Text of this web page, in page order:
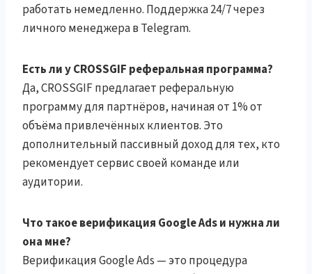
работать немедленно. Поддержка 24/7 через
личного менеджера в Telegram.
Есть ли у CROSSGIF реферальная программа?
Да, CROSSGIF предлагает реферальную
программу для партнёров, начиная от 1% от
объёма привлечённых клиентов. Это
дополнительный пассивный доход для тех, кто
рекомендует сервис своей команде или
аудитории.
Что такое верификация Google Ads и нужна ли
она мне?
Верификация Google Ads — это процедура